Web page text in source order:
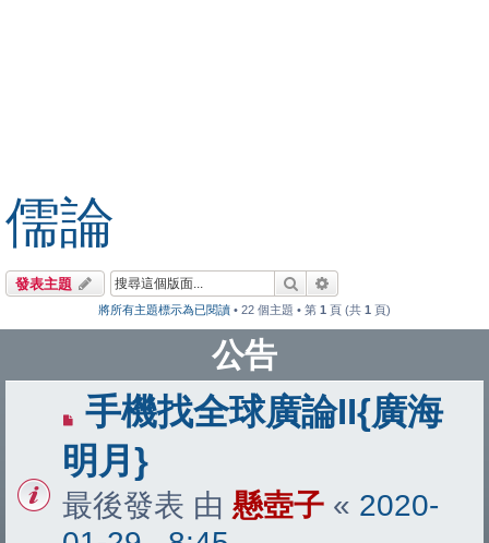
儒論
發表主題 搜尋
將所有主題標示為已閱讀 • 22 個主題 • 第 1 頁 (共 1 頁)
公告
手機找全球廣論II{廣海
明月}
最後發表 由 懸壺子 « 2020-